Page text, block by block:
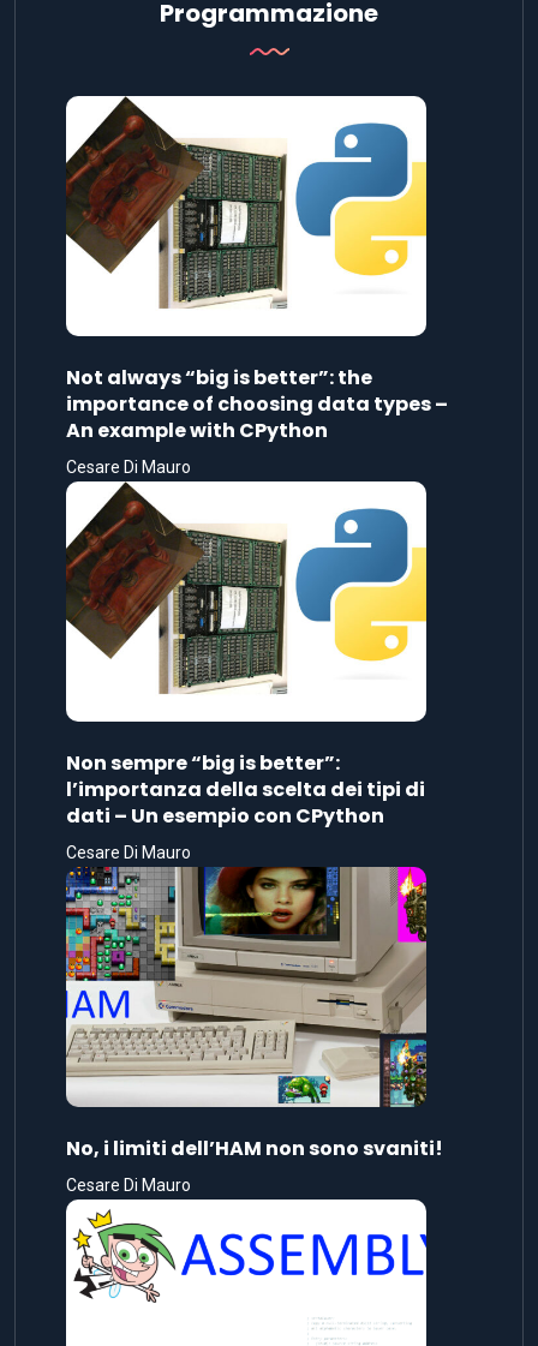
Not always “big is better”: the
importance of choosing data types –
An example with CPython
Cesare Di Mauro
Non sempre “big is better”:
l’importanza della scelta dei tipi di
dati – Un esempio con CPython
Cesare Di Mauro
No, i limiti dell’HAM non sono svaniti!
Cesare Di Mauro
L’abuso di assembly nuoce
gravemente alla salute (mentale)
Cesare Di Mauro